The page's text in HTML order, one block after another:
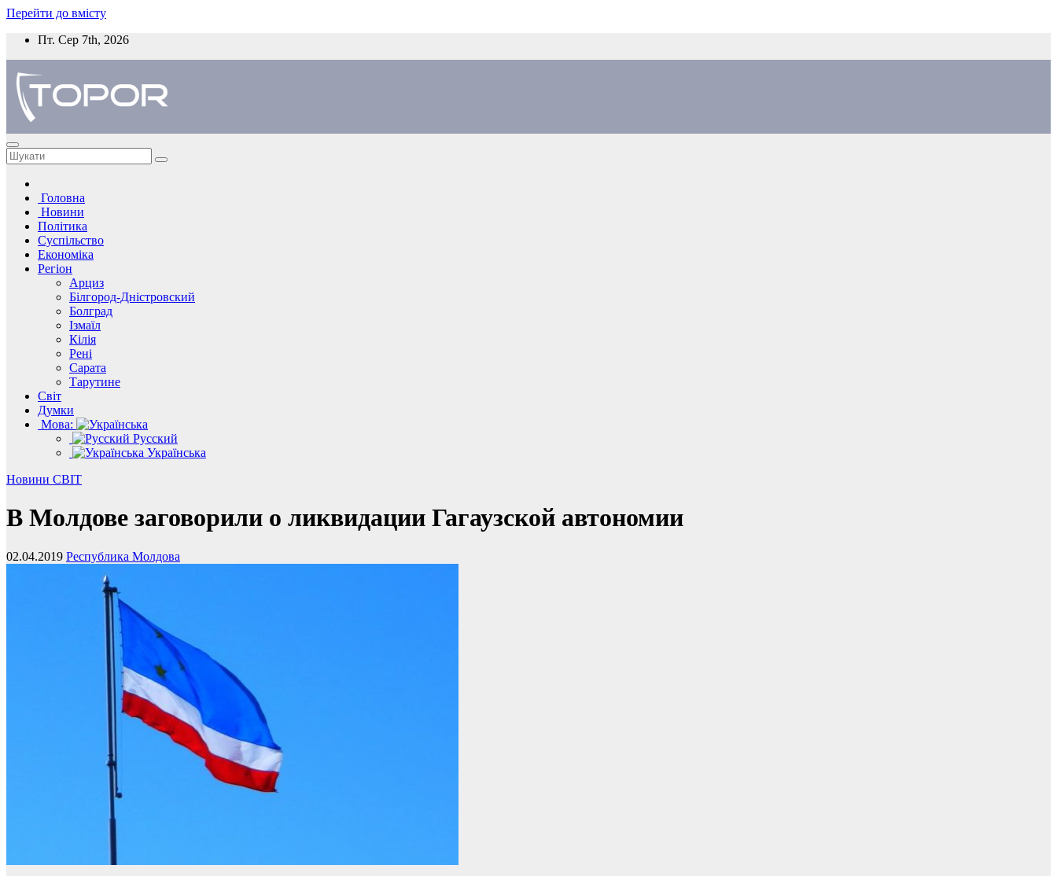
Перейти до вмісту
Пт. Сер 7th, 2026
Головна
Новини
Політика
Суспільство
Економіка
Регіон
Арциз
Білгород-Дністровский
Болград
Ізмаїл
Кілія
Рені
Сарата
Тарутине
Світ
Думки
Мова:
Русский
Українська
Новини СВІТ
В Молдове заговорили о ликвидации Гагаузской автономии
02.04.2019 Республика Молдова